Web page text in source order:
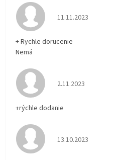
Hodnotenie obchodu
11.11.2023
+ Rychle dorucenie
Nemá
Hodnotenie obchodu
2.11.2023
+rýchle dodanie
Hodnotenie obchodu
13.10.2023